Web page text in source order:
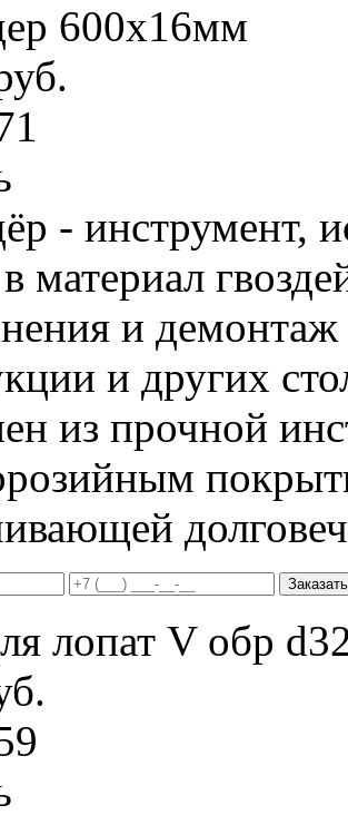
600х16мм
- инструмент,
материал
и
и других
из прочной
Заказать
лопат V обр